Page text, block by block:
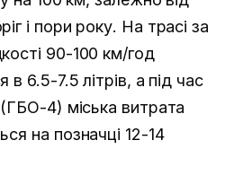
і пори року. На трасі за
90-100 км/год
в 6.5-7.5 літрів, а під час
4) міська витрата
на позначці 12-14